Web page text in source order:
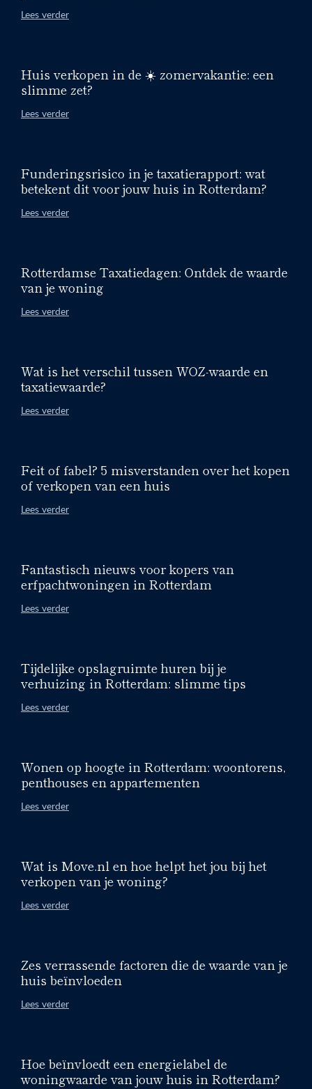
Lees verder
Huis verkopen in de ☀️ zomervakantie: een
slimme zet?
Lees verder
Funderingsrisico in je taxatierapport: wat
betekent dit voor jouw huis in Rotterdam?
Lees verder
Rotterdamse Taxatiedagen: Ontdek de waarde
van je woning
Lees verder
Wat is het verschil tussen WOZ-waarde en
taxatiewaarde?
Lees verder
Feit of fabel? 5 misverstanden over het kopen
of verkopen van een huis
Lees verder
Fantastisch nieuws voor kopers van
erfpachtwoningen in Rotterdam
Lees verder
Tijdelijke opslagruimte huren bij je
verhuizing in Rotterdam: slimme tips
Lees verder
Wonen op hoogte in Rotterdam: woontorens,
penthouses en appartementen
Lees verder
Wat is Move.nl en hoe helpt het jou bij het
verkopen van je woning?
Lees verder
Zes verrassende factoren die de waarde van je
huis beïnvloeden
Lees verder
Hoe beïnvloedt een energielabel de
woningwaarde van jouw huis in Rotterdam?